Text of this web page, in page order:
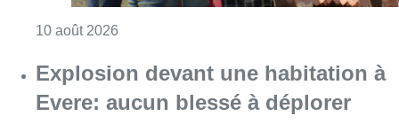
10 août 2026
Explosion devant une habitation à
Evere: aucun blessé à déplorer